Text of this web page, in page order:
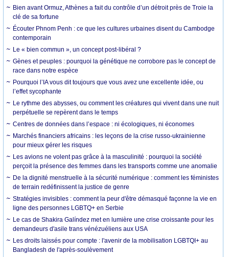
Bien avant Ormuz, Athènes a fait du contrôle d’un détroit près de Troie la
clé de sa fortune
Écouter Phnom Penh : ce que les cultures urbaines disent du Cambodge
contemporain
Le « bien commun », un concept post-libéral ?
Gènes et peuples : pourquoi la génétique ne corrobore pas le concept de
race dans notre espèce
Pourquoi l’IA vous dit toujours que vous avez une excellente idée, ou
l’effet sycophante
Le rythme des abysses, ou comment les créatures qui vivent dans une nuit
perpétuelle se repèrent dans le temps
Centres de données dans l’espace : ni écologiques, ni économes
Marchés financiers africains : les leçons de la crise russo-ukrainienne
pour mieux gérer les risques
Les avions ne volent pas grâce à la masculinité : pourquoi la société
perçoit la présence des femmes dans les transports comme une anomalie
De la dignité menstruelle à la sécurité numérique : comment les féministes
de terrain redéfinissent la justice de genre
Stratégies invisibles : comment la peur d'être démasqué façonne la vie en
ligne des personnes LGBTQ+ en Serbie
Le cas de Shakira Galíndez met en lumière une crise croissante pour les
demandeurs d'asile trans vénézuéliens aux USA
Les droits laissés pour compte : l'avenir de la mobilisation LGBTQI+ au
Bangladesh de l'après-soulèvement